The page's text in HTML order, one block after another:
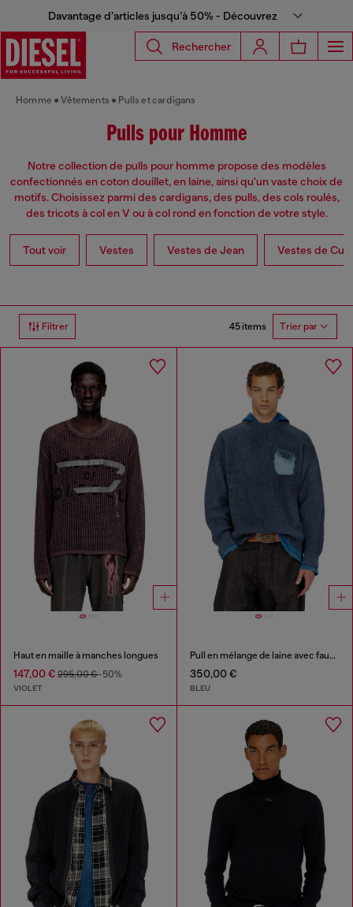
Davantage d’articles jusqu’à 50% - Découvrez
Rechercher
Homme Vêtements Pulls et cardigans
Pulls pour Homme
Notre collection de pulls pour homme propose des modèles
confectionnés en coton douillet, en laine, ainsi qu'un vaste choix de
motifs. Choisissez parmi des cardigans, des pulls, des cols roulés,
des tricots à col en V ou à col rond en fonction de votre style.
Tout voir Vestes Vestes de Jean Vestes de Cuir
Filtrer 45 items Trier par
Haut en maille à manches longues
147,00 € 295,00 €-50%
VIOLET
Pull en mélange de laine avec fausse poche
350,00 €
BLEU